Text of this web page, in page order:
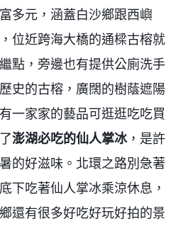
多元，涵蓋白沙鄉跟西嶼
位近跨海大橋的通樑古榕就
點，旁邊也有提供公廁洗手
史的古榕，廣闊的樹蔭遮陽
一家家的藝品可逛逛吃吃買
澎湖必吃的仙人掌冰，是許
的好滋味。北環之路別急著
下吃著仙人掌冰乘涼休息，
還有很多好吃好玩好拍的景